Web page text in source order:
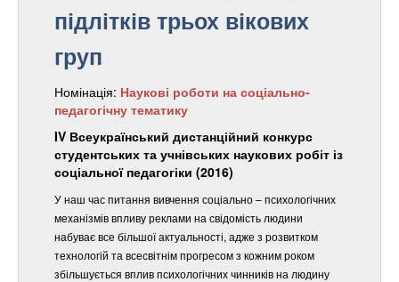
підлітків трьох вікових
груп
Номінація: Наукові роботи на соціально-
педагогічну тематику
IV Всеукраїнський дистанційний конкурс
студентських та учнівських наукових робіт із
соціальної педагогіки (2016)
У наш час питання вивчення соціально – психологічних
механізмів впливу реклами на свідомість людини
набуває все більшої актуальності, адже з розвитком
технологій та всесвітнім прогресом з кожним роком
збільшується вплив психологічних чинників на людину